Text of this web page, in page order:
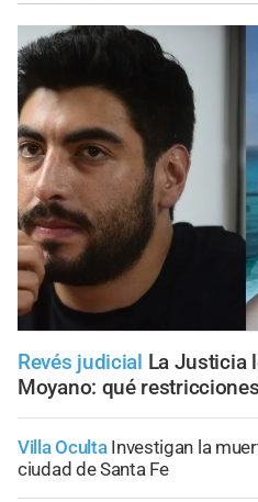
Revés judicial La Justicia
Moyano: qué
Villa Oculta Investigan la
ciudad de Santa Fe